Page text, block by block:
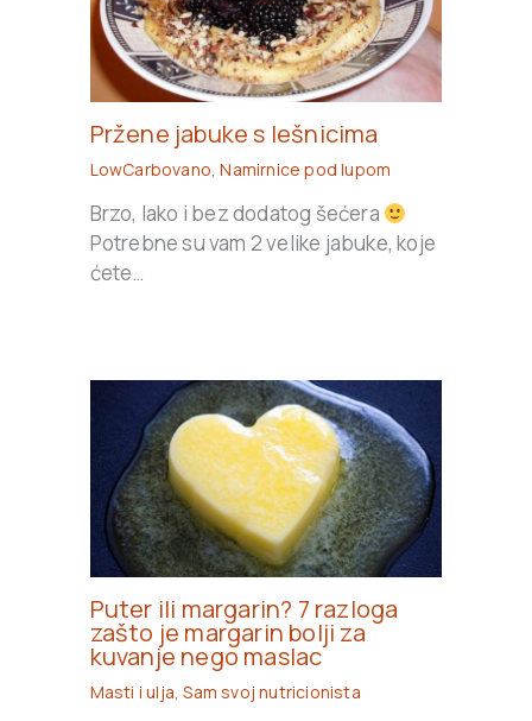
Pržene jabuke s lešnicima
LowCarbovano,Namirnice pod lupom
Brzo, lako i bez dodatog šećera
Potrebne su vam 2 velike jabuke, koje
ćete…
Puter ili margarin? 7 razloga
zašto je margarin bolji za
kuvanje nego maslac
Masti i ulja,Sam svoj nutricionista